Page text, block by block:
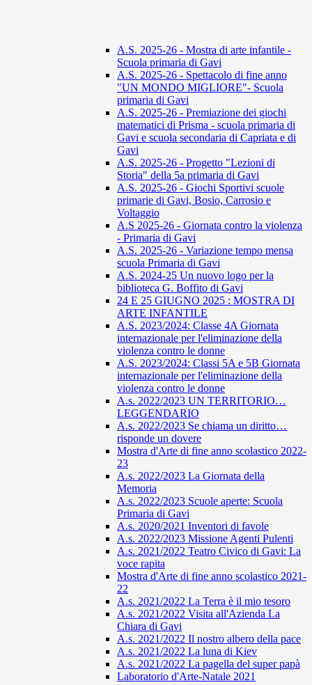
A.S. 2025-26 - Mostra di arte infantile -
Scuola primaria di Gavi
A.S. 2025-26 - Spettacolo di fine anno
"UN MONDO MIGLIORE"- Scuola
primaria di Gavi
A.S. 2025-26 - Premiazione dei giochi
matematici di Prisma - scuola primaria di
Gavi e scuola secondaria di Capriata e di
Gavi
A.S. 2025-26 - Progetto "Lezioni di
Storia" della 5a primaria di Gavi
A.S. 2025-26 - Giochi Sportivi scuole
primarie di Gavi, Bosio, Carrosio e
Voltaggio
A.S 2025-26 - Giornata contro la violenza
- Primaria di Gavi
A.S. 2025-26 - Variazione tempo mensa
scuola Primaria di Gavi
A.S. 2024-25 Un nuovo logo per la
biblioteca G. Boffito di Gavi
24 E 25 GIUGNO 2025 : MOSTRA DI
ARTE INFANTILE
A.S. 2023/2024: Classe 4A Giornata
internazionale per l'eliminazione della
violenza contro le donne
A.S. 2023/2024: Classi 5A e 5B Giornata
internazionale per l'eliminazione della
violenza contro le donne
A.s. 2022/2023 UN TERRITORIO…
LEGGENDARIO
A.s. 2022/2023 Se chiama un diritto…
risponde un dovere
Mostra d'Arte di fine anno scolastico 2022-
23
A.s. 2022/2023 La Giornata della
Memoria
A.s. 2022/2023 Scuole aperte: Scuola
Primaria di Gavi
A.s. 2020/2021 Inventori di favole
A.s. 2022/2023 Missione Agenti Pulenti
A.s. 2021/2022 Teatro Civico di Gavi: La
voce rapita
Mostra d'Arte di fine anno scolastico 2021-
22
A.s. 2021/2022 La Terra è il mio tesoro
A.s. 2021/2022 Visita all'Azienda La
Chiara di Gavi
A.s. 2021/2022 Il nostro albero della pace
A.s. 2021/2022 La luna di Kiev
A.s. 2021/2022 La pagella del super papà
Laboratorio d'Arte-Natale 2021